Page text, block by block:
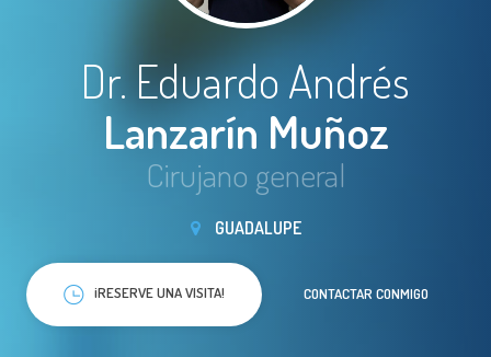
Dr. Eduardo Andrés
Lanzarín Muñoz
Cirujano general
GUADALUPE
¡RESERVE UNA VISITA! CONTACTAR CONMIGO